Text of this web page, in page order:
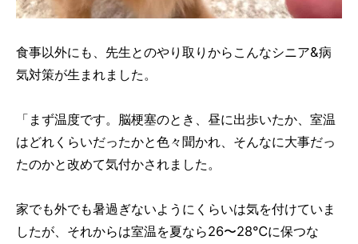
食事以外にも、先生とのやり取りからこんなシニア&病
気対策が生まれました。
「まず温度です。脳梗塞のとき、昼に出歩いたか、室温
はどれくらいだったかと色々聞かれ、そんなに大事だっ
たのかと改めて気付かされました。
家でも外でも暑過ぎないようにくらいは気を付けていま
したが、それからは室温を夏なら26〜28℃に保つな